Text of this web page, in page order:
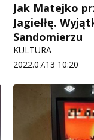
Jak Matejko
Jagiełłę.
Sandomierzu
KULTURA
2022.07.13 10:20